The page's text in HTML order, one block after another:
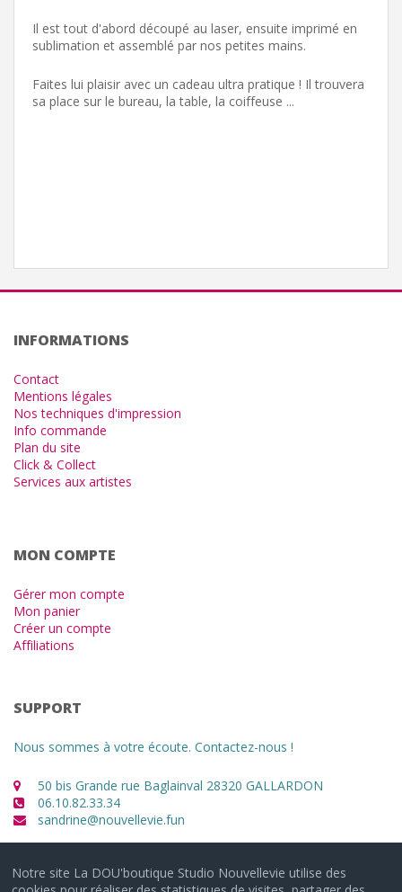
Il est tout d'abord découpé au laser, ensuite imprimé en
sublimation et assemblé par nos petites mains.
Faites lui plaisir avec un cadeau ultra pratique ! Il trouvera
sa place sur le bureau, la table, la coiffeuse ...
INFORMATIONS
Contact
Mentions légales
Nos techniques d'impression
Info commande
Plan du site
Click & Collect
Services aux artistes
MON COMPTE
Gérer mon compte
Mon panier
Créer un compte
Affiliations
SUPPORT
Nous sommes à votre écoute. Contactez-nous !
50 bis Grande rue Baglainval 28320 GALLARDON
06.10.82.33.34
sandrine@nouvellevie.fun
Notre site La DOU'boutique Studio Nouvellevie utilise des